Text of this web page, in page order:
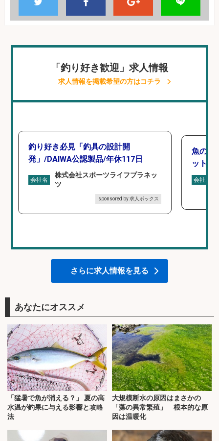
「釣り好き歓迎」求人情報
求人情報を掲載希望の方はコチラ
釣り好き必見「釣具の設計開
発」/DAIWA公認製品/年休117日
会社名
株式会社スポーツライフプラネッ
ツ
sponsored by 求人ボックス
魚の「
ットを
会社名
さらに求人情報を見る
あなたにオススメ
「猛暑で魚が消える？」 夏の高
水温が釣果に与える影響と攻略
法
大規模断水の原因はまさかの
「藻の異常繁殖」 根本的な原
因は温暖化